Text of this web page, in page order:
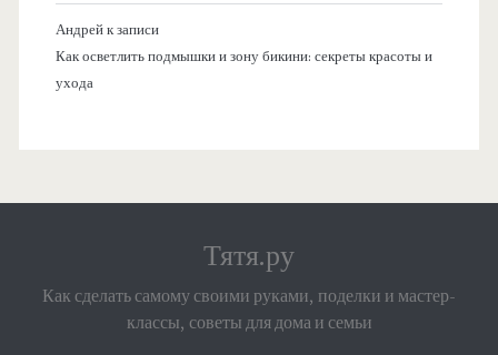
Андрейк записи
Как осветлить подмышки и зону бикини: секреты красоты и
ухода
Тятя.ру
Как сделать самому своими руками, поделки и мастер-
классы, советы для дома и семьи